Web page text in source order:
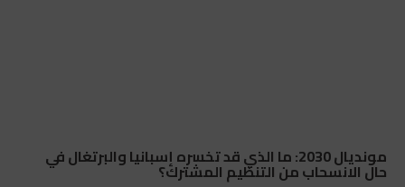
مونديال 2030: ما الذي قد تخسره إسبانيا والبرتغال في
حال الانسحاب من التنظيم المشترك؟